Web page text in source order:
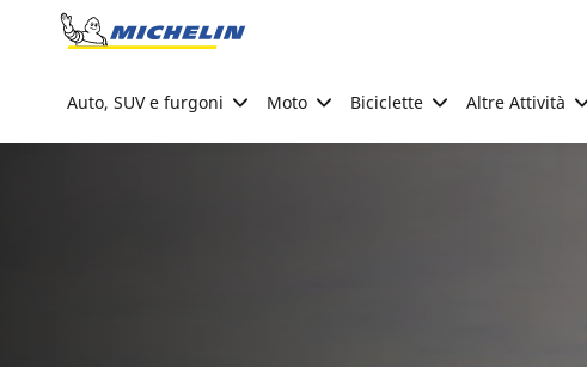
Go to page content
Auto, SUV e furgoni Moto Biciclette Altre Attività